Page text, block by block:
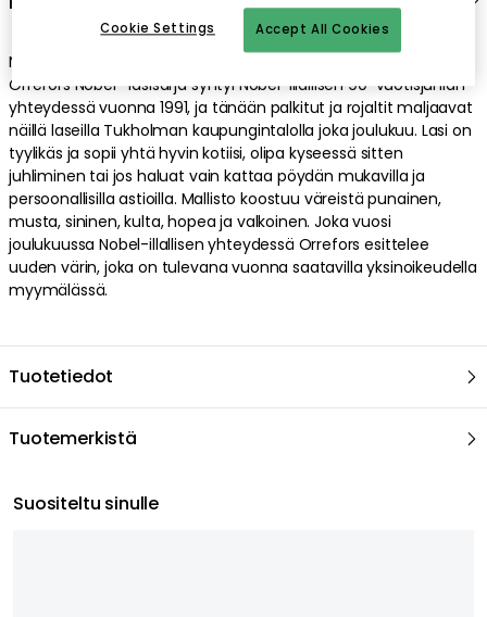
Nobel-illallisen omat Gunnar Cyrénin suunnittelemat astiat.
Orrefors Nobel -lasisarja syntyi Nobel-illallisen 90-vuotisjuhlan
yhteydessä vuonna 1991, ja tänään palkitut ja rojaltit maljaavat
näillä laseilla Tukholman kaupungintalolla joka joulukuu. Lasi on
tyylikäs ja sopii yhtä hyvin kotiisi, olipa kyseessä sitten
juhliminen tai jos haluat vain kattaa pöydän mukavilla ja
persoonallisilla astioilla. Mallisto koostuu väreistä punainen,
musta, sininen, kulta, hopea ja valkoinen. Joka vuosi
joulukuussa Nobel-illallisen yhteydessä Orrefors esittelee
uuden värin, joka on tulevana vuonna saatavilla yksinoikeudella
myymälässä.
Tuotetiedot
Tuotemerkistä
Suositeltu sinulle
Accept All Cookies
Cookie Settings